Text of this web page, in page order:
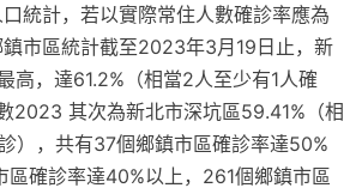
統計，若以實際常住人數確診率應為
市區統計截至2023年3月19日止，新
高，達61.2%（相當2人至少有1人確
2023 其次為新北市深坑區59.41%（相
），共有37個鄉鎮市區確診率達50%
區確診率達40%以上，261個鄉鎮市區